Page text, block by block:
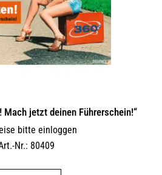
Mach jetzt deinen Führerschein!“
bitte einloggen
Nr.: 80409